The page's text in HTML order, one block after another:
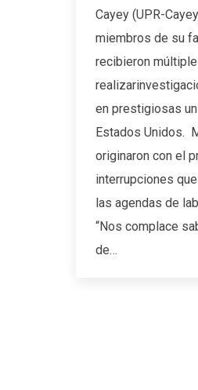
Cayey (UPR-
miembros de su
recibieron
en prestigiosas
Estados Unidos.
originaron con el
interrupciones
las agendas de
“Nos complace
de…